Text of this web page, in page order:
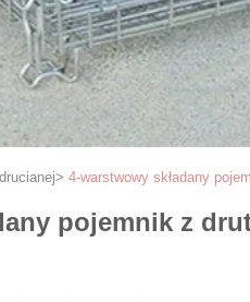
> 4-warstwowy składany
pojemnik z